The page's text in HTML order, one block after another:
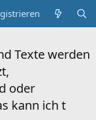
Texte werden
oder
kann ich t